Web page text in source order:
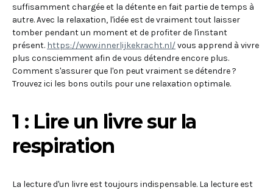
suffisamment chargée et la détente en fait partie de temps à
autre. Avec la relaxation, l'idée est de vraiment tout laisser
tomber pendant un moment et de profiter de l'instant
présent. https://www.innerlijkekracht.nl/vous apprend à vivre
plus consciemment afin de vous détendre encore plus.
Comment s'assurer que l'on peut vraiment se détendre ?
Trouvez ici les bons outils pour une relaxation optimale.
1 : Lire un livre sur la
respiration
La lecture d'un livre est toujours indispensable. La lecture est